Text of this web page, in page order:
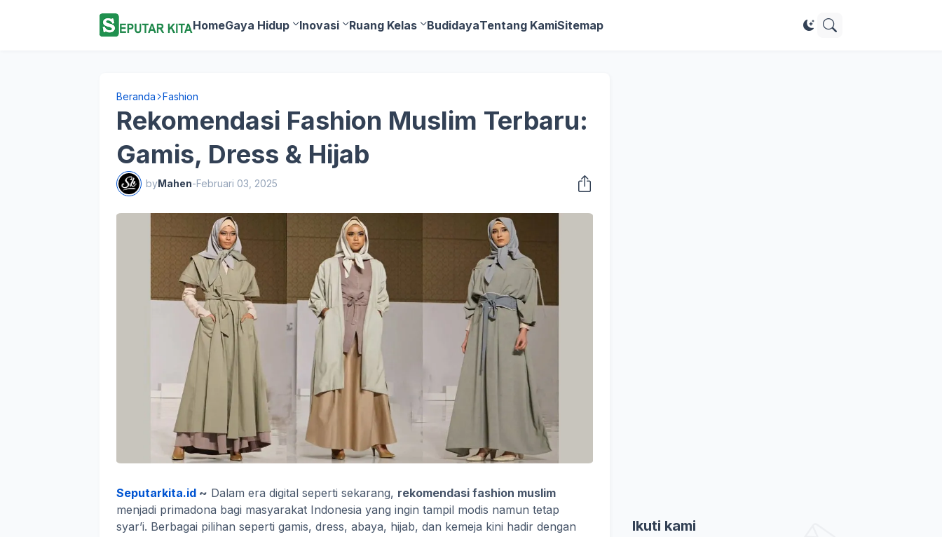
HomeGaya Hidup Inovasi Ruang Kelas BudidayaTentang KamiSitemap
Beranda Fashion
Rekomendasi Fashion Muslim Terbaru:
Gamis, Dress & Hijab
byMahen-Februari 03, 2025
Seputarkita.id ~ Dalam era digital seperti sekarang, rekomendasi fashion muslim
menjadi primadona bagi masyarakat Indonesia yang ingin tampil modis namun tetap
syar’i. Berbagai pilihan seperti gamis, dress, abaya, hijab, dan kemeja kini hadir dengan
Ikuti kami